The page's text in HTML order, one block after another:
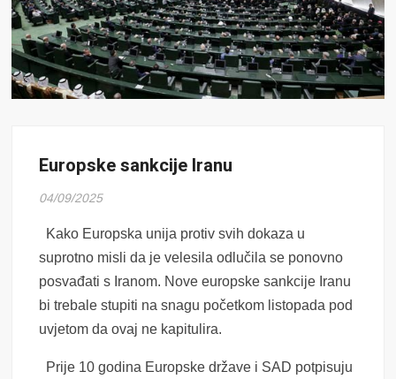
Europske sankcije Iranu
04/09/2025
Kako Europska unija protiv svih dokaza u
suprotno misli da je velesila odlučila se ponovno
posvađati s Iranom. Nove europske sankcije Iranu
bi trebale stupiti na snagu početkom listopada pod
uvjetom da ovaj ne kapitulira.
Prije 10 godina Europske države i SAD potpisuju